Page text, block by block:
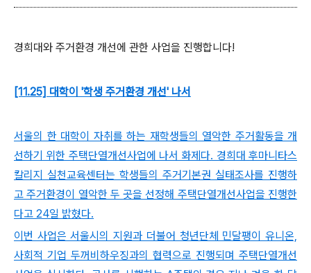
경희대와 주거환경 개선에 관한 사업을 진행합니다!
[11.25] 대학이 '학생 주거환경 개선' 나서
서울의 한 대학이 자취를 하는 재학생들의 열악한 주거활동을 개
선하기 위한 주택단열개선사업에 나서 화제다. 경희대 후마니타스
칼리지 실천교육센터는 학생들의 주거기본권 실태조사를 진행하
고 주거환경이 열악한 두 곳을 선정해 주택단열개선사업을 진행한
다고 24일 밝혔다.
이번 사업은 서울시의 지원과 더불어 청년단체 민달팽이 유니온,
사회적 기업 두꺼비하우징과의 협력으로 진행되며 주택단열개선